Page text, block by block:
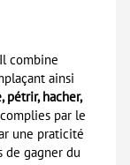
combine
ainsi
pétrir, hacher,
par le
une praticité
gagner du